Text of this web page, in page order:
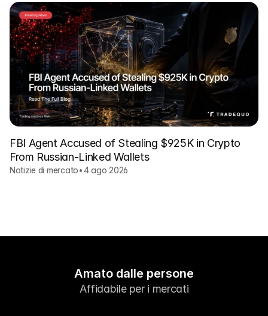
FBI Agent Accused of Stealing $925K in Crypto
From Russian-Linked Wallets
Notizie di mercato•4 ago 2026
Amato dalle persone
Affidabile per i mercati